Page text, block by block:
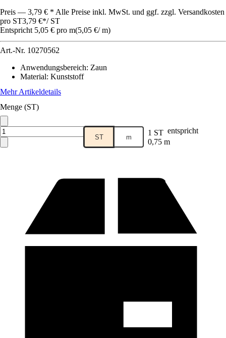
Preis — 3,79 € * Alle Preise inkl. MwSt. und ggf. zzgl. Versandkosten
pro ST3,79 €*/ ST
Entspricht 5,05 € pro m(5,05 €/ m)
Art.-Nr. 10270562
Anwendungsbereich: Zaun
Material: Kunststoff
Mehr Artikeldetails
Menge (ST)
ST m 1 ST entspricht
0,75 m